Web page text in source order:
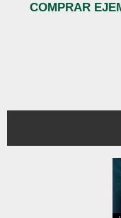
COMPRAR